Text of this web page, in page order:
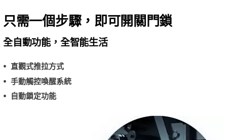
只需一個步驟，即可開關門鎖
全自動功能，全智能生活
直觀式推拉方式
手動觸控喚醒系統
自動鎖定功能